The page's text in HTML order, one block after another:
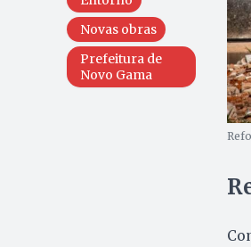
Novas obras
Prefeitura de
Novo Gama